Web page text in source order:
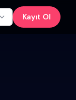
Kayıt Ol